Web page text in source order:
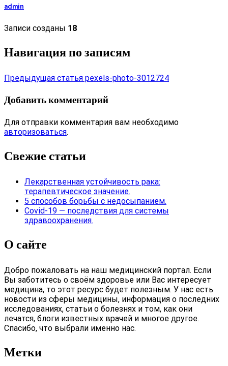
admin
Записи созданы 18
Навигация по записям
Предыдущая статья pexels-photo-3012724
Добавить комментарий
Для отправки комментария вам необходимо
авторизоваться.
Свежие статьи
Лекарственная устойчивость рака:
терапевтическое значение.
5 способов борьбы с недосыпанием.
Covid-19 — последствия для системы
здравоохранения.
О сайте
Добро пожаловать на наш медицинский портал. Если
Вы заботитесь о своём здоровье или Вас интересует
медицина, то этот ресурс будет полезным. У нас есть
новости из сферы медицины, информация о последних
исследованиях, статьи о болезнях и том, как они
лечатся, блоги известных врачей и многое другое.
Спасибо, что выбрали именно нас.
Метки